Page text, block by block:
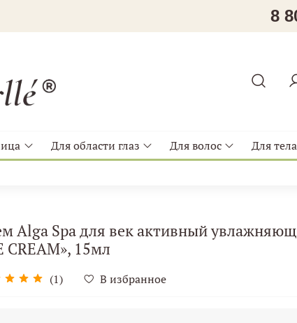
8
Для области глаз Для волос
Для тела
Alga Spa для век активный
CREAM», 15мл
(1) В избранное